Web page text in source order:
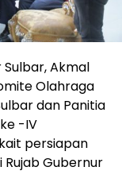
Sulbar, Akmal
Olahraga
dan Panitia
-IV
persiapan
Gubernur